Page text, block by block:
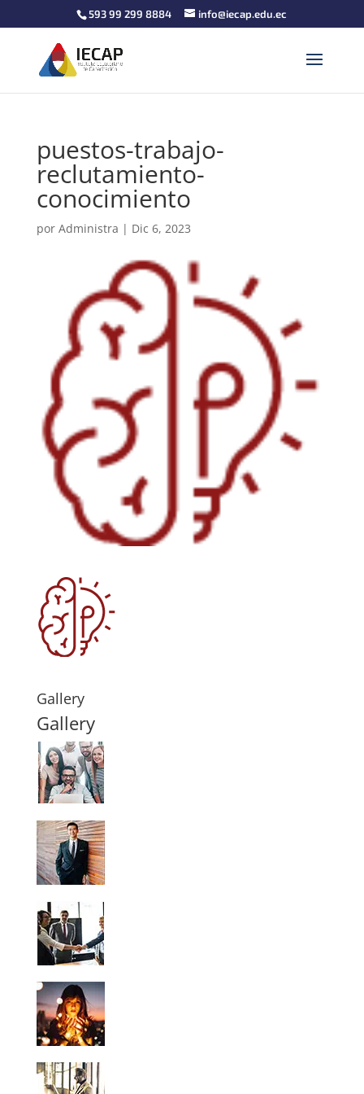
593 99 299 8884 info@iecap.edu.ec
puestos-trabajo-
reclutamiento-
conocimiento
por Administra | Dic 6, 2023
Gallery
Gallery